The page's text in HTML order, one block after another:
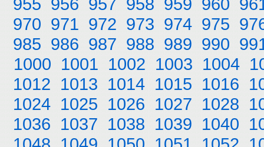
955 956 957 958 959 960
970 971 972 973 974 975
985 986 987 988 989 990
1000 1001 1002 1003 1004
1012 1013 1014 1015 1016
1024 1025 1026 1027 1028
1036 1037 1038 1039 1040